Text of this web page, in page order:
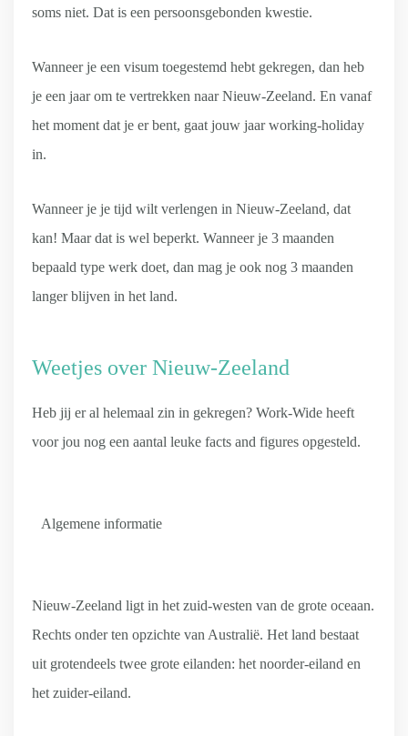
soms niet. Dat is een persoonsgebonden kwestie.
Wanneer je een visum toegestemd hebt gekregen, dan heb
je een jaar om te vertrekken naar Nieuw-Zeeland. En vanaf
het moment dat je er bent, gaat jouw jaar working-holiday
in.
Wanneer je je tijd wilt verlengen in Nieuw-Zeeland, dat
kan! Maar dat is wel beperkt. Wanneer je 3 maanden
bepaald type werk doet, dan mag je ook nog 3 maanden
langer blijven in het land.
Weetjes over Nieuw-Zeeland
Heb jij er al helemaal zin in gekregen? Work-Wide heeft
voor jou nog een aantal leuke facts and figures opgesteld.
Algemene informatie
Nieuw-Zeeland ligt in het zuid-westen van de grote oceaan.
Rechts onder ten opzichte van Australië. Het land bestaat
uit grotendeels twee grote eilanden: het noorder-eiland en
het zuider-eiland.